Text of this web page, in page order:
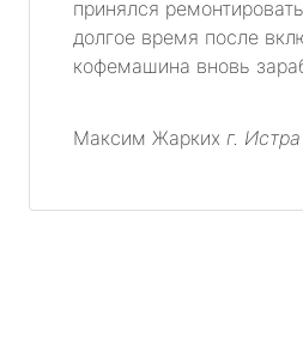
принялся
долгое время после
кофемашина вновь
Максим Жарких г. Истра